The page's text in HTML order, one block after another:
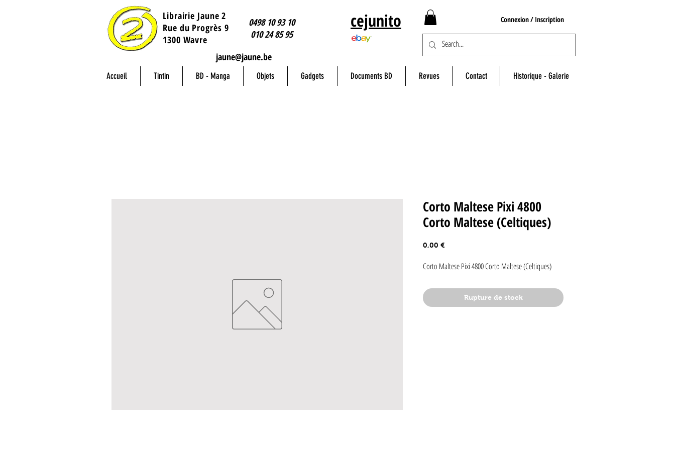
Librairie Jaune 2
​Rue du Progrès 9
1300 Wavre
0498 10 93 10
010 24 85 95
jaune@jaune.be
cejunito Connexion / Inscription
Accueil Tintin BD - Manga Objets Gadgets Documents BD Revues Contact Historique - Galerie
Corto Maltese Pixi 4800
Corto Maltese (Celtiques)
0,00 €
Corto Maltese Pixi 4800 Corto Maltese (Celtiques)
Rupture de stock